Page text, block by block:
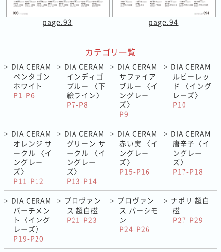
page.93 page.94
カテゴリ一覧
> DIA CERAM
ペンタゴン
ホワイト
P1-P6
> DIA CERAM
インディゴ
ブルー 〈下
絵ライン〉
P7-P8
> DIA CERAM
サファイア
ブルー 〈イ
ングレー
ズ〉
P9
> DIA CERAM
ルビーレッ
ド 〈イング
レーズ〉
P10
> DIA CERAM
オレンジ サ
ークル 〈イ
ングレー
ズ〉
P11-P12
> DIA CERAM
グリーン サ
ークル 〈イ
ングレー
ズ〉
P13-P14
> DIA CERAM
赤い実 〈イ
ングレー
ズ〉
P15-P16
> DIA CERAM
唐辛子〈イ
ングレー
ズ〉
P17-P18
> DIA CERAM
パーチメン
ト〈イング
レーズ〉
P19-P20
> プロヴァン
ス 超白磁
P21-P23
> プロヴァン
ス パーシモ
ン
P24-P26
> ナポリ 超白
磁
P27-P29